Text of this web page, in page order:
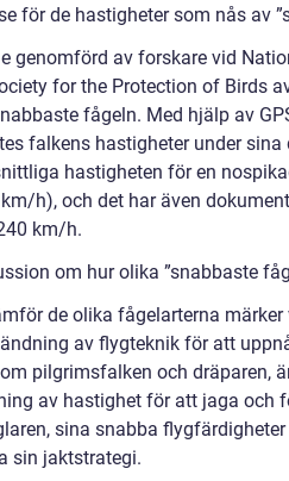
för de hastigheter som nås av
genomförd av forskare vid
for the Protection of Birds
fågeln. Med hjälp av
falkens hastigheter under sina
hastigheten för en
h), och det har även
km/h.
om hur olika ”snabbaste
de olika fågelarterna
av flygteknik för att
pilgrimsfalken och dräparen,
av hastighet för att jaga och
sina snabba
sin jaktstrategi.